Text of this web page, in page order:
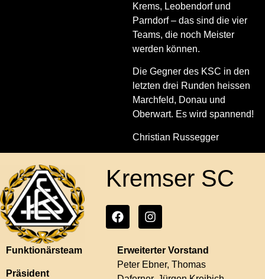
Krems, Leobendorf und
Parndorf – das sind die vier
Teams, die noch Meister
werden können.
Die Gegner des KSC in den
letzten drei Runden heissen
Marchfeld, Donau und
Oberwart. Es wird spannend!
Christian Russegger
Kremser SC
Funktionärsteam
Präsident
Erweiterter Vorstand
Peter Ebner, Thomas